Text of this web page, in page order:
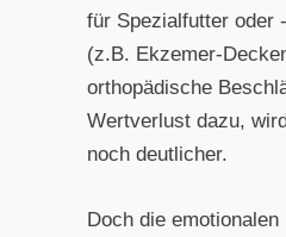
für Spezialfutter oder
(z.B. Ekzemer-
orthopädische
Wertverlust dazu,
noch deutlicher.
Doch die